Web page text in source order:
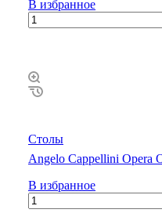
В избранное
Столы
Angelo Cappellini Opera
В избранное